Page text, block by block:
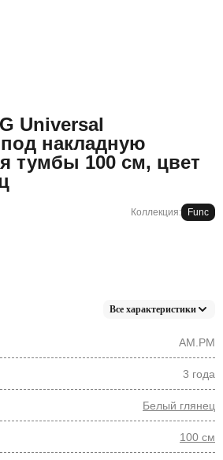
Universal
накладную
тумбы 100 см, цвет
Коллекция: Func
Все характеристики
AM.PM
3 года
Белый глянец
100 см